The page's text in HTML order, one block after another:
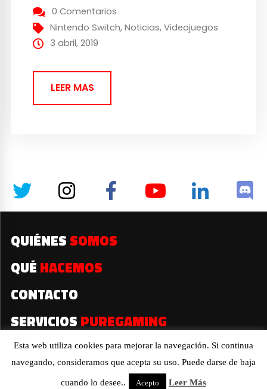
estos títulos dentro de su base de datos,
tal y como ha mostrado en unas imágenes
uno de sus trabajadores. ¿Persona...
0 Comentarios
Nintendo Switch,Noticias,Videojuegos
3 abril, 2019
LEER MAS
QUIÉNES SOMOS
QUÉ HACEMOS
CONTACTO
SERVICIOS PUREGAMING
2019© Todos los derechos reservados
Esta web utiliza cookies para mejorar la navegación. Si continua
navegando, consideramos que acepta su uso. Puede darse de baja
cuando lo desee.. Acepto Leer Más